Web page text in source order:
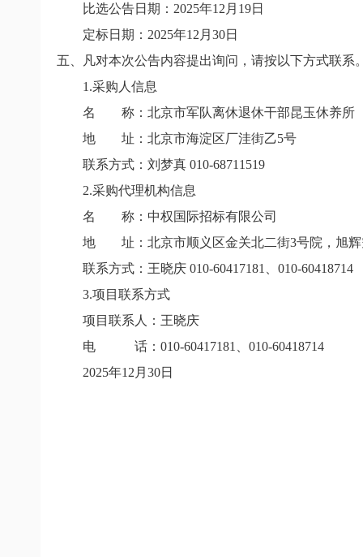
比选公告日期：2025年12月19日
定标日期：2025年12月30日
五、凡对本次公告内容提出询问，请按以下方式联系
1.采购人信息
名 称：北京市军队离休退休干部昆玉休养所
地 址：北京市海淀区厂洼街乙5号
联系方式：刘梦真 010-68711519
2.采购代理机构信息
名 称：中权国际招标有限公司
地 址：北京市顺义区金关北二街3号院，旭辉
联系方式：王晓庆 010-60417181、010-60418714
3.项目联系方式
项目联系人：王晓庆
电 话：010-60417181、010-60418714
2025年12月30日